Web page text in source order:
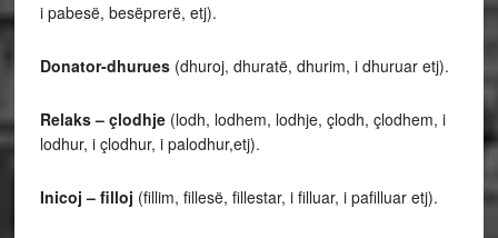
i pabesë, besëprerë, etj).
Donator-dhurues (dhuroj, dhuratë, dhurim, i dhuruar etj).
Relaks – çlodhje (lodh, lodhem, lodhje, çlodh, çlodhem, i
lodhur, i çlodhur, i palodhur,etj).
Inicoj – filloj (fillim, fillesë, fillestar, i filluar, i pafilluar etj).